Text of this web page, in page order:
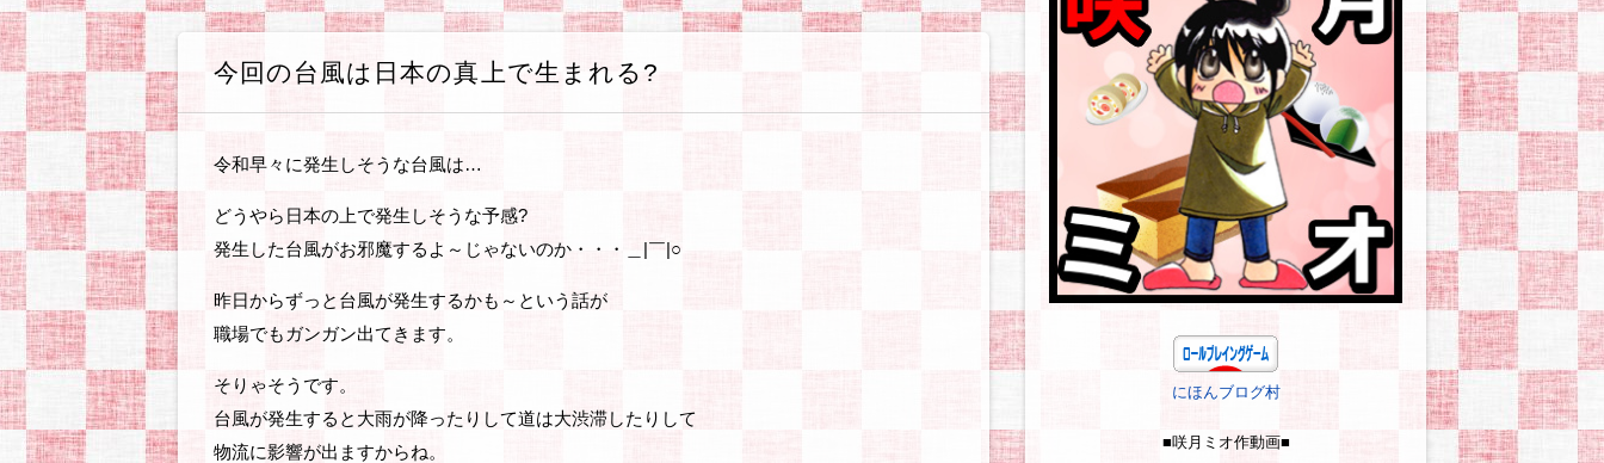
今回の台風は日本の真上で生まれる?
令和早々に発生しそうな台風は…
どうやら日本の上で発生しそうな予感?
発生した台風がお邪魔するよ～じゃないのか・・・＿|￣|○
昨日からずっと台風が発生するかも～という話が
職場でもガンガン出てきます。
そりゃそうです。
台風が発生すると大雨が降ったりして道は大渋滞したりして
物流に影響が出ますからね。
にほんブログ村
■咲月ミオ作動画■